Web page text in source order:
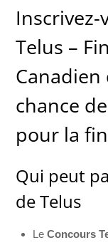
Inscrivez-
Telus –
Canadien
chance
pour la
Qui peut
de Telus
LeConcours